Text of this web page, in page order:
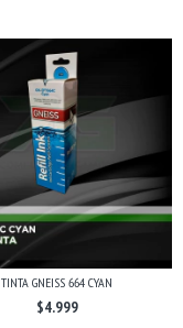
TINTA GNEISS 664 CYAN
$4.999